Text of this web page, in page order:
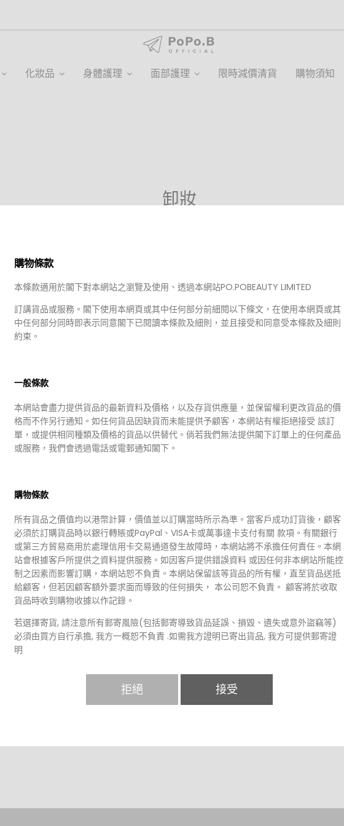
化妝品 身體護理 面部護理 限時減價清貨 購物須知
卸妝
HKD $99.00
HKD $68.00
BIO~C~ZIWI
bio c ziwi 金縷梅眼唇卸
購物條款
本條款適用於閣下對本網站之瀏覽及使用、透過本網站PO.POBEAUTY LIMITED
訂講貨品或服務。閣下使用本網頁或其中任何部分前細閱以下條文，在使用本網頁或其
中任何部分同時即表示同意閣下已閱讀本條款及細則，並且接受和同意受本條款及細則
約束。
一般條款
本網站會盡力提供貨品的最新資料及價格，以及存貨供應量，並保留權利更改貨品的價
格而不作另行通知。如任何貨品因缺貨而未能提供予顧客，本網站有權拒絕接受 該訂
單，或提供相同種類及價格的貨品以供替代。倘若我們無法提供閣下訂單上的任何產品
或服務，我們會透過電話或電郵通知閣下。
購物條款
所有貨品之價值均以港幣計算，價值並以訂購當時所示為準。當客戶成功訂貨後，顧客
必須於訂購貨品時以銀行轉賬或PayPal、VISA卡或萬事達卡支付有關 款項。有關銀行
或第三方貿易商用於處理信用卡交易通道發生故障時，本網站將不承擔任何責任。本網
站會根據客戶所提供之資料提供服務。如因客戶提供錯誤資料 或因任何非本網站所能控
制之因素而影響訂購，本網站恕不負責。本網站保留該等貨品的所有權，直至貨品送抵
給顧客，但若因顧客額外要求面而導致的任何損失， 本公司恕不負責。 顧客將於收取
貨品時收到購物收據以作記錄。
若選擇寄貨, 請注意所有郵寄風險(包括郵寄導致貨品延誤、損毀、遺失或意外盜竊等)
必須由買方自行承擔, 我方一概恕不負責 .如需我方證明已寄出貨品, 我方可提供郵寄證
明
任何責任。
拒絕 接受